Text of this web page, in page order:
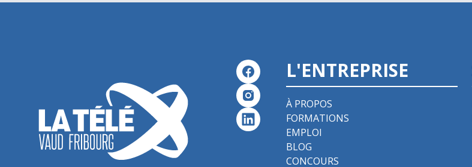
L'ENTREPRISE
À PROPOS
FORMATIONS
EMPLOI
BLOG
CONCOURS